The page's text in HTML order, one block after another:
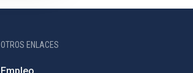
OTROS ENLACES